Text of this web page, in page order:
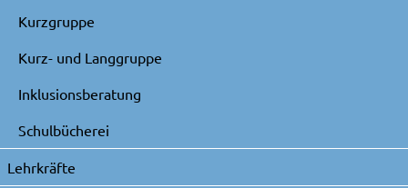
Kurzgruppe
Kurz- und Langgruppe
Inklusionsberatung
Schulbücherei
Lehrkräfte